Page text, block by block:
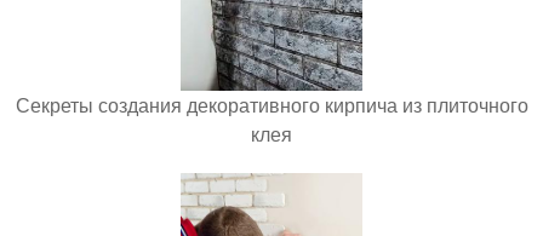
Секреты создания декоративного кирпича из плиточного
клея